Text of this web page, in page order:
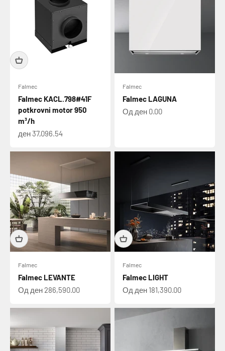
Falmec
Falmec KACL.798#41F
potkrovni motor 950
m³/h
Намалена цена
ден 37,096.54
Falmec
Falmec LAGUNA
Намалена цена
Од ден 0.00
Falmec
Falmec LEVANTE
Намалена цена
Од ден 286,590.00
Falmec
Falmec LIGHT
Намалена цена
Од ден 181,390.00